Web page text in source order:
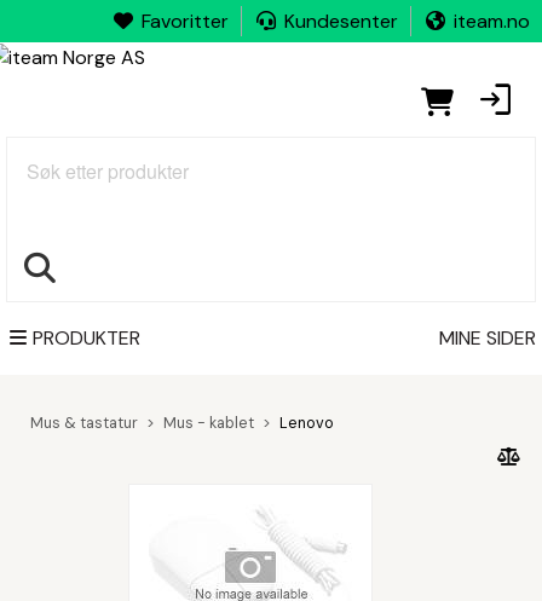
Favoritter Kundesenter iteam.no
Søk
PRODUKTER MINE SIDER
Mus & tastatur Mus - kablet Lenovo